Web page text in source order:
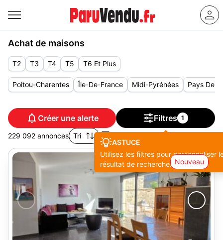
Achat de maisons
T2 T3 T4 T5 T6 Et Plus
Poitou-Charentes Île-De-France Midi-Pyrénées Pays De
Créer une alerte Filtres 1
ASTUCE
Utilisez les filtres pour personnaliser
résultat de recherche.
229 092 annonces Tri
Nouveau